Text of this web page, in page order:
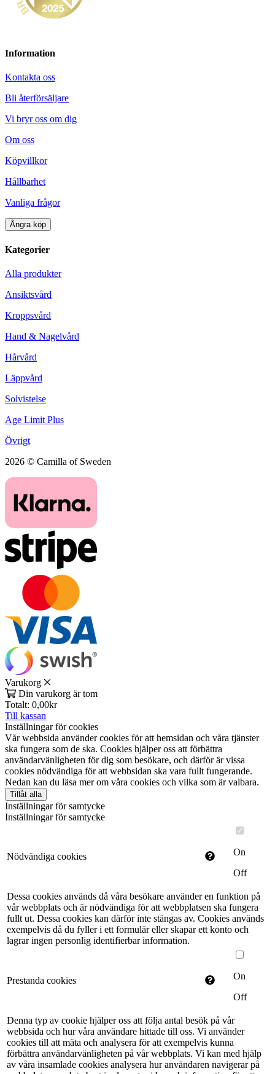
Information
Kontakta oss
Bli återförsäljare
Vi bryr oss om dig
Om oss
Köpvillkor
Hållbarhet
Vanliga frågor
Ångra köp
Kategorier
Alla produkter
Ansiktsvård
Kroppsvård
Hand & Nagelvård
Hårvård
Läppvård
Solvistelse
Age Limit Plus
Övrigt
2026 © Camilla of Sweden
Varukorg
Din varukorg är tom
Totalt: 0,00kr
Till kassan
Inställningar för cookies
Vår webbsida använder cookies för att hemsidan och våra tjänster
ska fungera som de ska. Cookies hjälper oss att förbättra
användarvänligheten för dig som besökare, och därför är vissa
cookies nödvändiga för att webbsidan ska vara fullt fungerande.
Nedan kan du läsa mer om våra cookies och vilka som är valbara.
Tillåt alla
Inställningar för samtycke
Inställningar för samtycke
Nödvändiga cookies
On
Off
Dessa cookies används då våra besökare använder en funktion på
vår webbplats och är nödvändiga för att webbplatsen ska fungera
fullt ut. Dessa cookies kan därför inte stängas av. Cookies används
exempelvis då du fyller i ett formulär eller skapar ett konto och
lagrar ingen personlig identifierbar information.
Prestanda cookies
On
Off
Denna typ av cookie hjälper oss att följa antal besök på vår
webbsida och hur våra användare hittade till oss. Vi använder
cookies till att mäta och analysera för att exempelvis kunna
förbättra användarvänligheten på vår webbplats. Vi kan med hjälp
av våra insamlade cookies analysera hur användaren navigerar på